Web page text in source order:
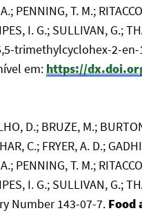
PENNING, T. M.;
I. G.; SULLIVAN, G.;
trimethylcyclohex-2-
em: https://
D.; BRUZE, M.;
C.; FRYER, A. D.;
PENNING, T. M.;
I. G.; SULLIVAN, G.;
Number 143-07-7. Food